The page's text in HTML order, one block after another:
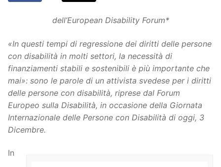
dell’European Disability Forum*
«In questi tempi di regressione dei diritti delle persone
con disabilità in molti settori, la necessità di
finanziamenti stabili e sostenibili è più importante che
mai»: sono le parole di un attivista svedese per i diritti
delle persone con disabilità, riprese dal Forum
Europeo sulla Disabilità, in occasione della Giornata
Internazionale delle Persone con Disabilità di oggi, 3
Dicembre.
In